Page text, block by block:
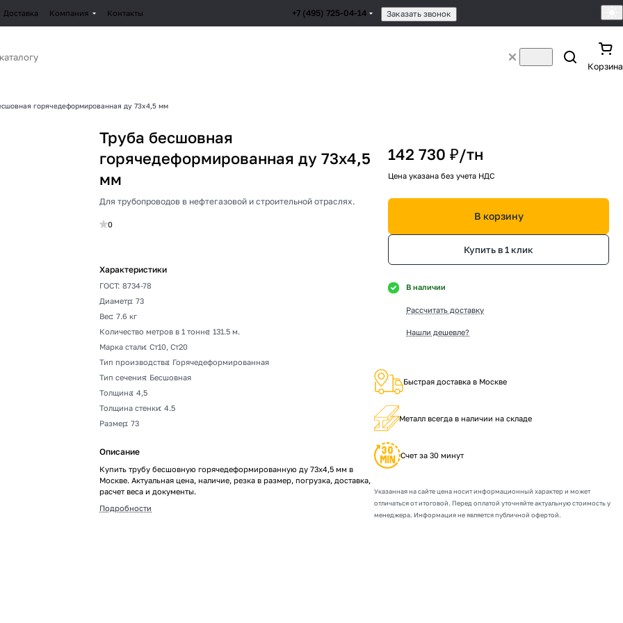
Доставка Компания Контакты +7 (495) 725-04-14 Заказать звонок
Корзина
горячедеформированная ду 73х4,5 мм
Труба бесшовная
горячедеформированная ду 73х4,5
мм
Для трубопроводов в нефтегазовой и строительной отраслях.
0
Характеристики
ГОСТ: 8734-78
Диаметр: 73
Вес: 7.6 кг
Количество метров в 1 тонне: 131.5 м.
Марка стали: Ст10, Ст20
Тип производства: Горячедеформированная
Тип сечения: Бесшовная
Толщина: 4,5
Толщина стенки: 4.5
Размер: 73
Описание
Купить трубу бесшовную горячедеформированную ду 73х4,5 мм в
Москве. Актуальная цена, наличие, резка в размер, погрузка, доставка,
расчет веса и документы.
Подробности
142 730 ₽/тн
Цена указана без учета НДС
В корзину
Купить в 1 клик
В наличии
Рассчитать доставку
Нашли дешевле?
Быстрая доставка в Москве
Металл всегда в наличии на складе
Счет за 30 минут
Указанная на сайте цена носит информационный характер и может
отличаться от итоговой. Перед оплатой уточняйте актуальную стоимость у
менеджера. Информация не является публичной офертой.